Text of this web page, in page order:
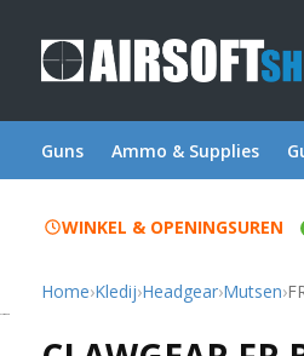
Guns Ammo & Supplies
WINKEL & OPENINGSUREN
Home›Kledij›Headgear›Mutsen›